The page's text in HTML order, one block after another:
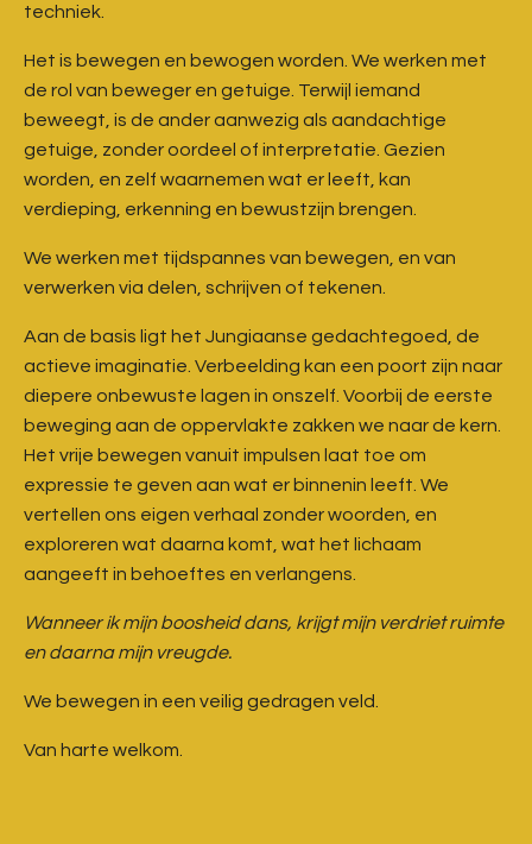
techniek.
Het is bewegen en bewogen worden. We werken met
de rol van beweger en getuige. Terwijl iemand
beweegt, is de ander aanwezig als aandachtige
getuige, zonder oordeel of interpretatie. Gezien
worden, en zelf waarnemen wat er leeft, kan
verdieping, erkenning en bewustzijn brengen.
We werken met tijdspannes van bewegen, en van
verwerken via delen, schrijven of tekenen.
Aan de basis ligt het Jungiaanse gedachtegoed, de
actieve imaginatie. Verbeelding kan een poort zijn naar
diepere onbewuste lagen in onszelf. Voorbij de eerste
beweging aan de oppervlakte zakken we naar de kern.
Het vrije bewegen vanuit impulsen laat toe om
expressie te geven aan wat er binnenin leeft. We
vertellen ons eigen verhaal zonder woorden, en
exploreren wat daarna komt, wat het lichaam
aangeeft in behoeftes en verlangens.
Wanneer ik mijn boosheid dans, krijgt mijn verdriet ruimte
en daarna mijn vreugde.
We bewegen in een veilig gedragen veld.
Van harte welkom.